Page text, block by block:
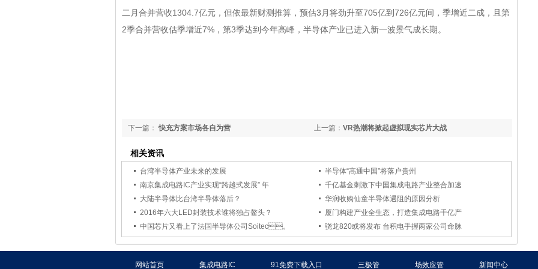
二月合并营收1304.7亿元，但依最新财测推算，预估3月将劲升至705亿到726亿元间，季增近二成，且第
2季合并营收估季增近7%，第3季达到今年高峰， 半导体产业已进入新一波景气成长期。
上一篇： VR热潮将掀起虚拟现实芯片大战
下一篇： 快充方案市场各自为营
相关资讯
台湾半导体产业未来的发展
半导体“高通中国”将落户贵州
南京集成电路IC产业实现“跨越式发展” 年
千亿基金刺激下中国集成电路产业整合加速
大陆半导体比台湾半导体落后？
华润收购仙童半导体遇阻的原因分析
2016年六大LED封装技术谁将独占鳌头？
厦门构建产业全生态，打造集成电路千亿产
中国芯片又看上了法国半导体公司Soitec。
骁龙820或将发布 台积电手握两家公司命脉
网站首页 集成电路IC 91免费下载入口 三极管 场效应管 新闻中心